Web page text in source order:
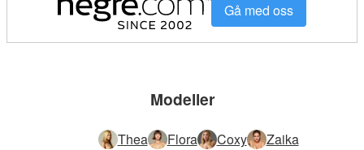
Gå med oss
Modeller
Thea Flora Coxy Zaika